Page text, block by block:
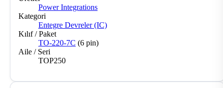
Power Integrations
Kategori
Entegre Devreler (IC)
Kılıf / Paket
TO-220-7C (6 pin)
Aile / Seri
TOP250